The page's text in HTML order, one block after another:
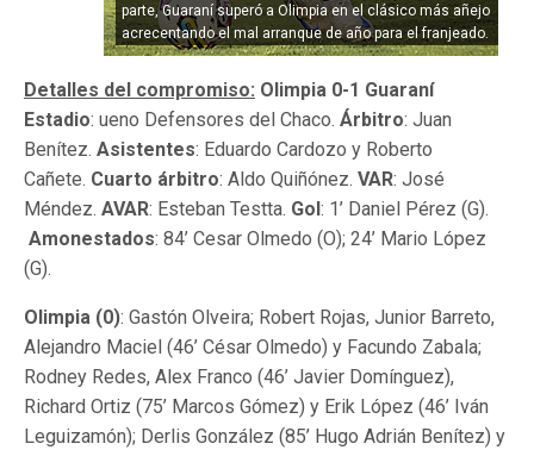
parte, Guaraní superó a Olimpia en el clásico más añejo
acrecentando el mal arranque de año para el franjeado.
Detalles del compromiso: Olimpia 0-1 Guaraní
Estadio: ueno Defensores del Chaco. Árbitro: Juan
Benítez. Asistentes: Eduardo Cardozo y Roberto
Cañete. Cuarto árbitro: Aldo Quiñónez. VAR: José
Méndez. AVAR: Esteban Testta. Gol : 1’ Daniel Pérez (G).
Amonestados: 84’ Cesar Olmedo (O); 24’ Mario López
(G).
Olimpia (0): Gastón Olveira; Robert Rojas, Junior Barreto,
Alejandro Maciel (46’ César Olmedo) y Facundo Zabala;
Rodney Redes, Alex Franco (46’ Javier Domínguez),
Richard Ortiz (75’ Marcos Gómez) y Erik López (46’ Iván
Leguizamón); Derlis González (85’ Hugo Adrián Benítez) y